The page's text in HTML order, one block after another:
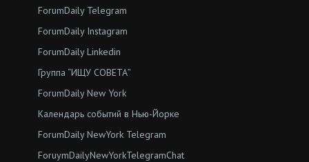
ForumDaily Telegram
ForumDaily Instagram
ForumDaily Linkedin
Группа “ИЩУ СОВЕТА”
ForumDaily New York
Календарь событий в Нью-Йорке
ForumDaily NewYork Telegram
ForuymDailyNewYorkTelegramChat